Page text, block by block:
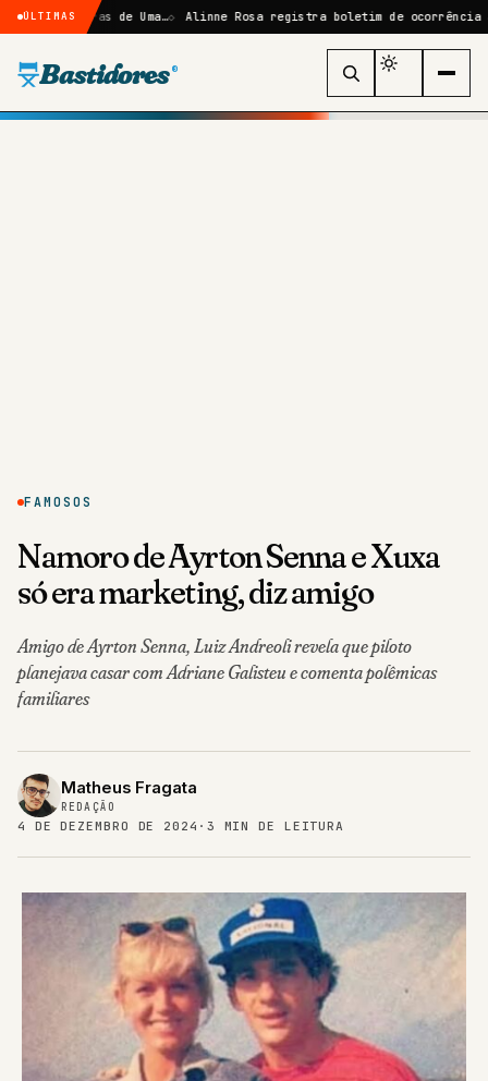
ÚLTIMAS
de Uma… Alinne Rosa registra boletim de ocorrência após
Bastidores ®
FAMOSOS
Namoro de Ayrton Senna e Xuxa
só era marketing, diz amigo
Amigo de Ayrton Senna, Luiz Andreoli revela que piloto
planejava casar com Adriane Galisteu e comenta polêmicas
familiares
Matheus Fragata
REDAÇÃO
4 DE DEZEMBRO DE 2024 · 3 MIN DE LEITURA